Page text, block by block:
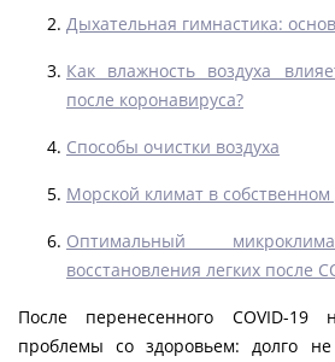
Дыхательная гимнастика:
Как влажность воздуха
после коронавируса?
Способы очистки воздуха
Морской климат в собственном
Оптимальный
восстановления легких после
После перенесенного COVID-19
проблемы со здоровьем: долго